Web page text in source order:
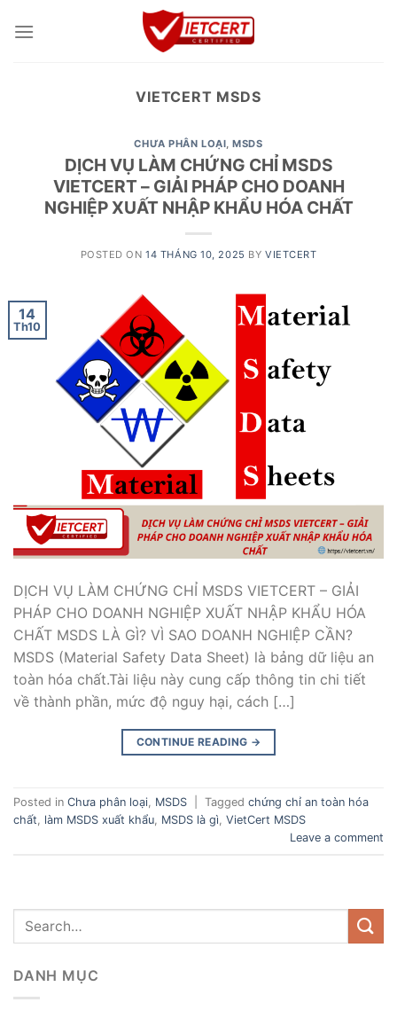
VIETCERT MSDS
CHƯA PHÂN LOẠI,MSDS
DỊCH VỤ LÀM CHỨNG CHỈ MSDS
VIETCERT – GIẢI PHÁP CHO DOANH
NGHIỆP XUẤT NHẬP KHẨU HÓA CHẤT
POSTED ON14 THÁNG 10, 2025 BY VIETCERT
14
Th10
DỊCH VỤ LÀM CHỨNG CHỈ MSDS VIETCERT – GIẢI
PHÁP CHO DOANH NGHIỆP XUẤT NHẬP KHẨU HÓA
CHẤT MSDS LÀ GÌ? VÌ SAO DOANH NGHIỆP CẦN?
MSDS (Material Safety Data Sheet) là bảng dữ liệu an
toàn hóa chất.Tài liệu này cung cấp thông tin chi tiết
về thành phần, mức độ nguy hại, cách […]
CONTINUE READING →
Posted in Chưa phân loại, MSDS Tagged chứng chỉ an toàn hóa
chất, làm MSDS xuất khẩu, MSDS là gì, VietCert MSDS
Leave a comment
DANH MỤC